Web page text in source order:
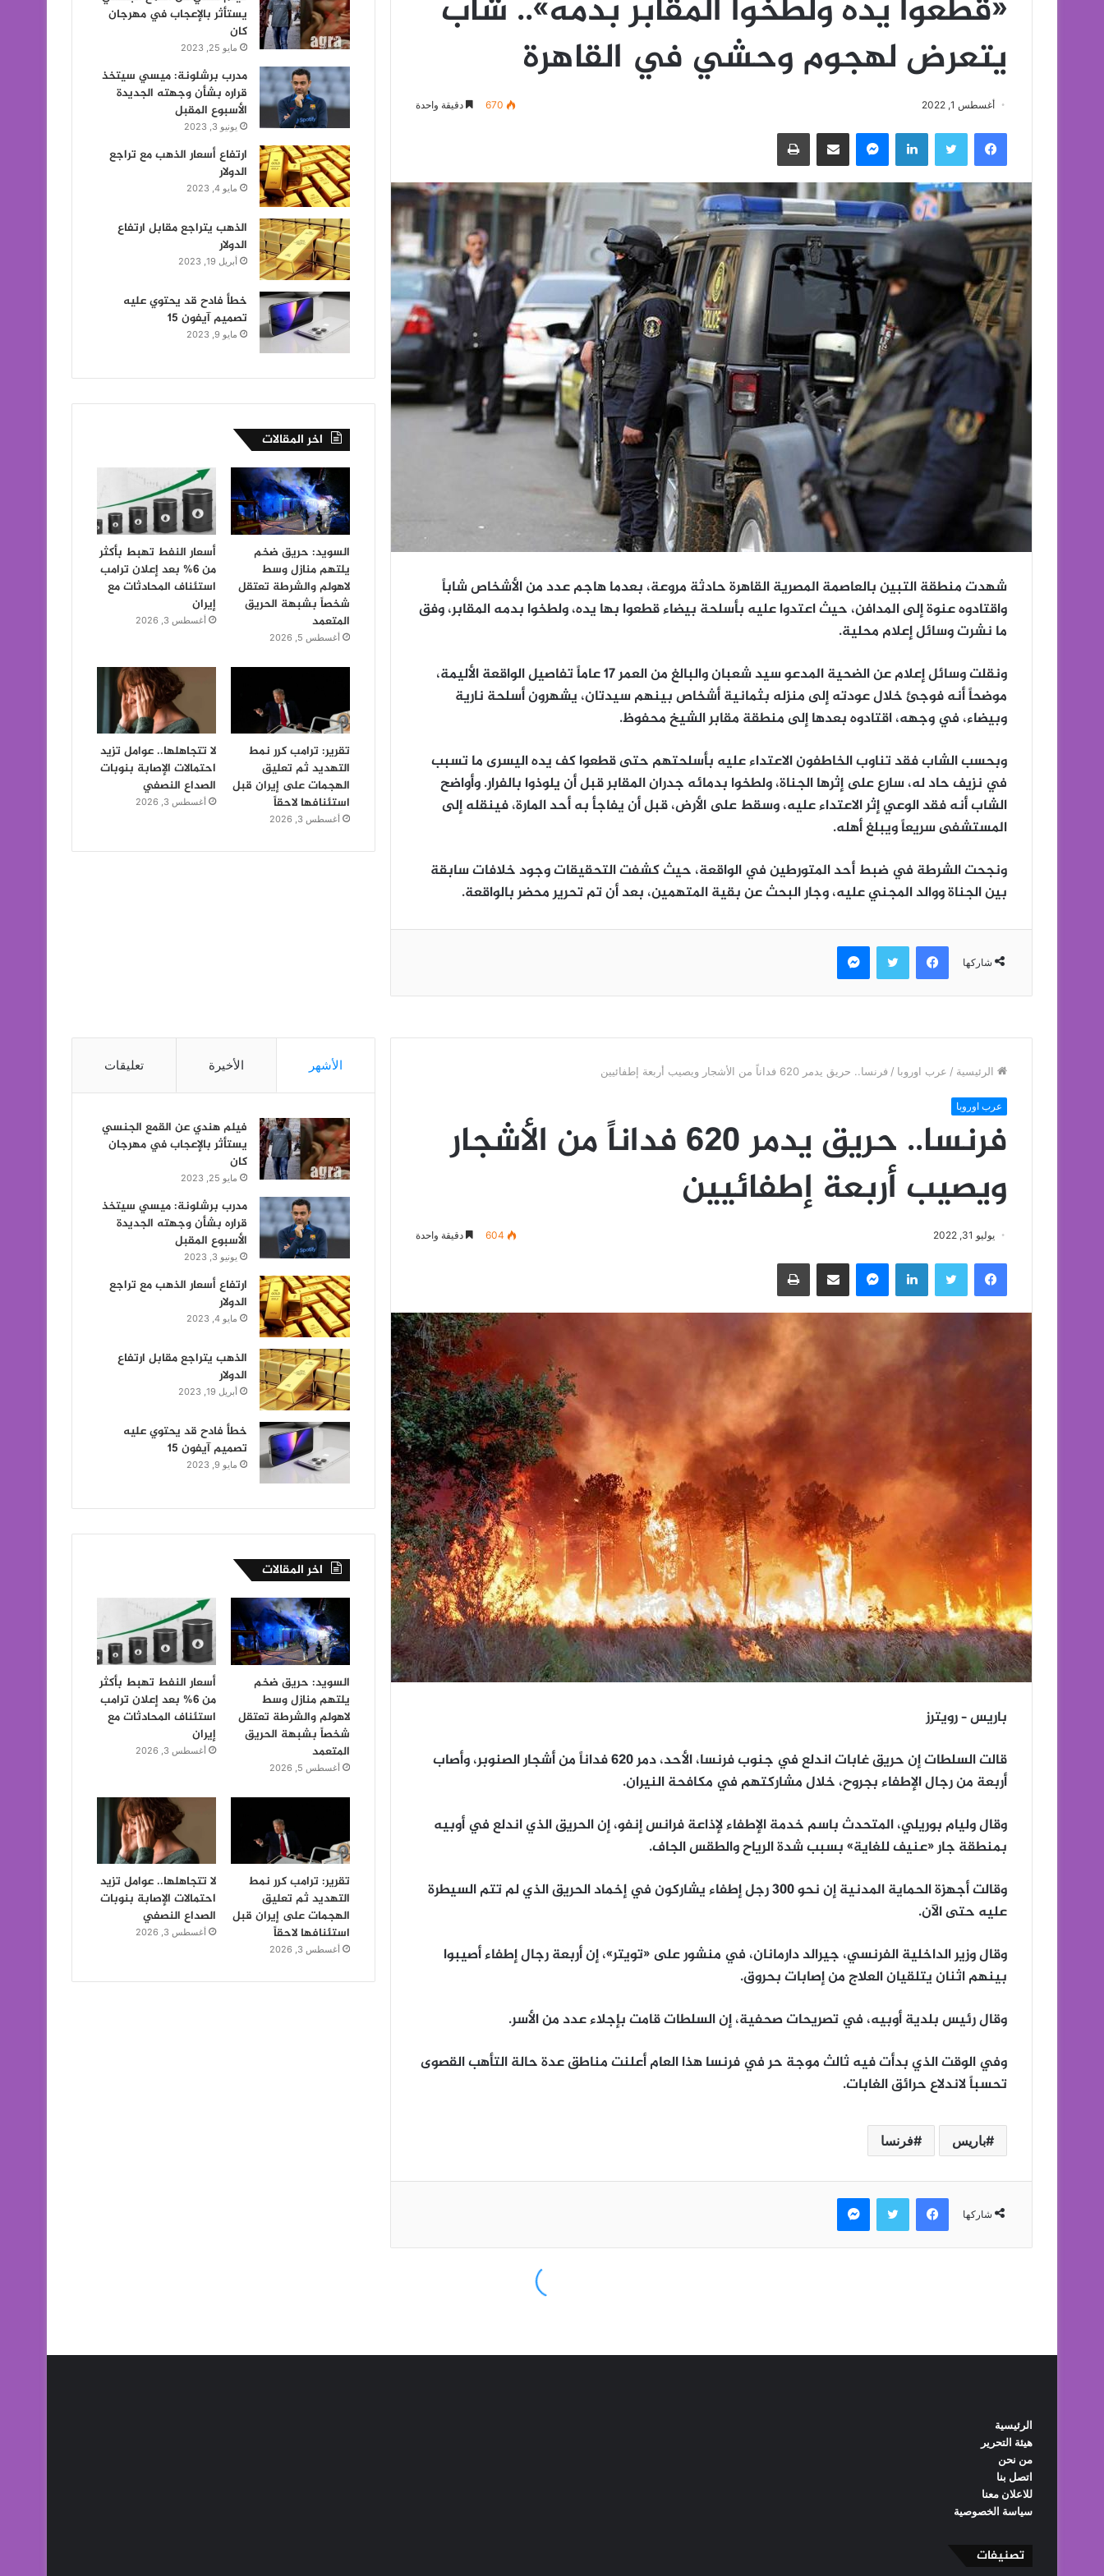
«قطعوا يده ولطخوا المقابر بدمه».. شاب
يتعرض لهجوم وحشي في القاهرة
أغسطس 1, 2022 670 دقيقة واحدة
فيسبوك تويتر لينكدإن ماسنجر مشاركة عبر البريد طباعة
شهدت منطقة التبين بالعاصمة المصرية القاهرة حادثة مروعة، بعدما هاجم عدد من الأشخاص شاباً
واقتادوه عنوة إلى المدافن، حيث اعتدوا عليه بأسلحة بيضاء قطعوا بها يده، ولطخوا بدمه المقابر، وفق
ما نشرت وسائل إعلام محلية.
ونقلت وسائل إعلام عن الضحية المدعو سيد شعبان والبالغ من العمر 17 عاماً تفاصيل الواقعة الأليمة،
موضحاً أنه فوجئ خلال عودته إلى منزله بثمانية أشخاص بينهم سيدتان، يشهرون أسلحة نارية
وبيضاء، في وجهه، اقتادوه بعدها إلى منطقة مقابر الشيخ محفوظ.
وبحسب الشاب فقد تناوب الخاطفون الاعتداء عليه بأسلحتهم حتى قطعوا كف يده اليسرى ما تسبب
في نزيف حاد له، سارع على إثرها الجناة، ولطخوا بدمائه جدران المقابر قبل أن يلوذوا بالفرار. وأواضح
الشاب أنه فقد الوعي إثر الاعتداء عليه، وسقط على الأرض، قبل أن يفاجأ به أحد المارة، فينقله إلى
المستشفى سريعاً ويبلغ أهله.
ونجحت الشرطة في ضبط أحد المتورطين في الواقعة، حيث كشفت التحقيقات وجود خلافات سابقة
بين الجناة ووالد المجني عليه، وجار البحث عن بقية المتهمين، بعد أن تم تحرير محضر بالواقعة.
شاركها
فيسبوك تويتر ماسنجر
يستأثر بالإعجاب في مهرجان
كان
مايو 25, 2023
مدرب برشلونة: ميسي سيتخذ
قراره بشأن وجهته الجديدة
الأسبوع المقبل
يونيو 3, 2023
ارتفاع أسعار الذهب مع تراجع
الدولار
مايو 4, 2023
الذهب يتراجع مقابل ارتفاع
الدولار
أبريل 19, 2023
خطأ فادح قد يحتوي عليه
تصميم آيفون 15
مايو 9, 2023
اخر المقالات
السويد: حريق ضخم
يلتهم منازل وسط
لاهولم والشرطة تعتقل
شخصاً بشبهة الحريق
المتعمد
أغسطس 5, 2026
أسعار النفط تهبط بأكثر
من 6% بعد إعلان ترامب
استئناف المحادثات مع
إيران
أغسطس 3, 2026
تقرير: ترامب كرر نمط
التهديد ثم تعليق
الهجمات على إيران قبل
استئنافها لاحقاً
أغسطس 3, 2026
لا تتجاهلها.. عوامل تزيد
احتمالات الإصابة بنوبات
الصداع النصفي
أغسطس 3, 2026
الرئيسية
هيئة التحرير
من نحن
اتصل بنا
للاعلان معنا
سياسة الخصوصية
تصنيفات